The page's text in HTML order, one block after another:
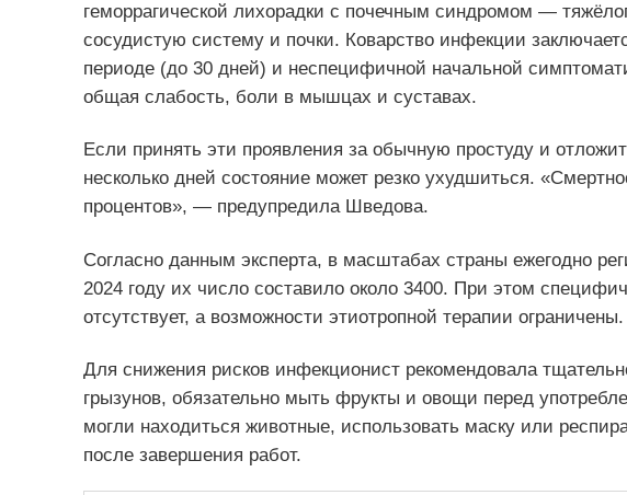
геморрагической лихорадки с почечным синдромом —
сосудистую систему и почки. Коварство инфекции
периоде (до 30 дней) и неспецифичной начальной
общая слабость, боли в мышцах и суставах.
Если принять эти проявления за обычную простуду и
несколько дней состояние может резко ухудшиться.
процентов», — предупредила Шведова.
Согласно данным эксперта, в масштабах страны ежегодно
2024 году их число составило около 3400. При этом
отсутствует, а возможности этиотропной терапии ограничены.
Для снижения рисков инфекционист рекомендовала
грызунов, обязательно мыть фрукты и овощи перед
могли находиться животные, использовать маску или
после завершения работ.